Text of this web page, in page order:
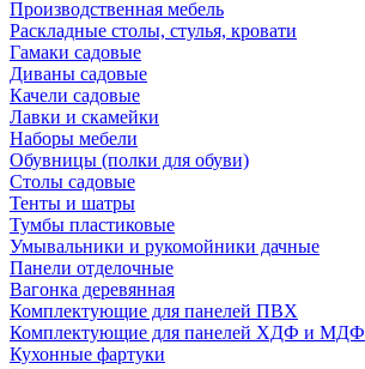
Производственная мебель
Раскладные столы, стулья, кровати
Гамаки садовые
Диваны садовые
Качели садовые
Лавки и скамейки
Наборы мебели
Обувницы (полки для обуви)
Столы садовые
Тенты и шатры
Тумбы пластиковые
Умывальники и рукомойники дачные
Панели отделочные
Вагонка деревянная
Комплектующие для панелей ПВХ
Комплектующие для панелей ХДФ и МДФ
Кухонные фартуки